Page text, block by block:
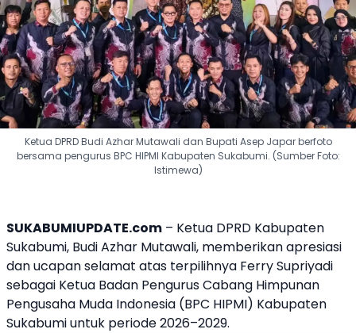
Ketua DPRD Budi Azhar Mutawali dan Bupati Asep Japar berfoto
bersama pengurus BPC HIPMI Kabupaten Sukabumi. (Sumber Foto:
Istimewa)
SUKABUMIUPDATE.com – Ketua DPRD Kabupaten
Sukabumi, Budi Azhar Mutawali, memberikan apresiasi
dan ucapan selamat atas terpilihnya Ferry Supriyadi
sebagai Ketua Badan Pengurus Cabang Himpunan
Pengusaha Muda Indonesia (BPC HIPMI) Kabupaten
Sukabumi untuk periode 2026–2029.